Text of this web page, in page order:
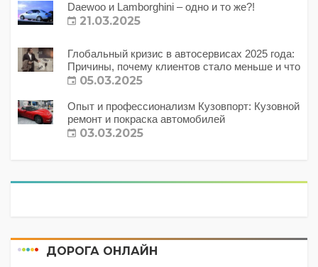
Daewoo и Lamborghini – одно и то же?!
21.03.2025
Глобальный кризис в автосервисах 2025 года:
Причины, почему клиентов стало меньше и что
с этим делать?
05.03.2025
Опыт и профессионализм Кузовпорт: Кузовной
ремонт и покраска автомобилей
03.03.2025
ДОРОГА ОНЛАЙН